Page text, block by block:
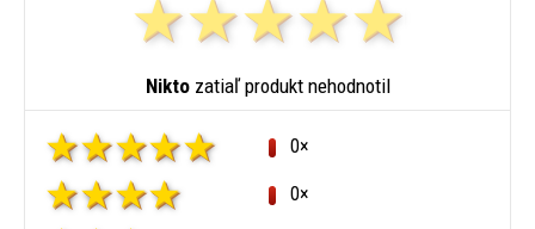
Niktozatiaľ produkt nehodnotil
0×
0×